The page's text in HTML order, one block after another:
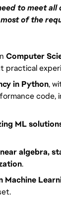
to meet
of the
Computer
practical
in Python,
code,
ML
algebra,
.
Machine